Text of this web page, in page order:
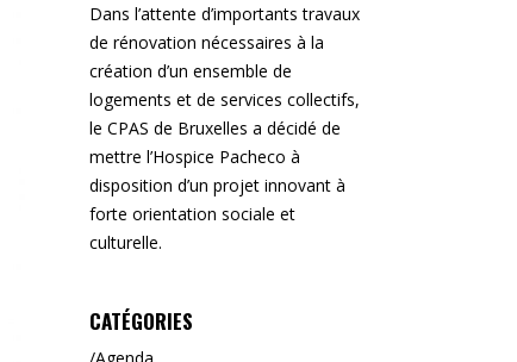
Dans l’attente d’importants travaux
de rénovation nécessaires à la
création d’un ensemble de
logements et de services collectifs,
le CPAS de Bruxelles a décidé de
mettre l’Hospice Pacheco à
disposition d’un projet innovant à
forte orientation sociale et
culturelle.
CATÉGORIES